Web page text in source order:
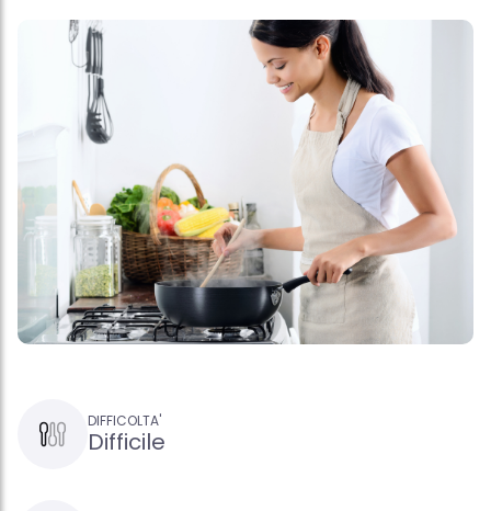
DIFFICOLTA'
Difficile